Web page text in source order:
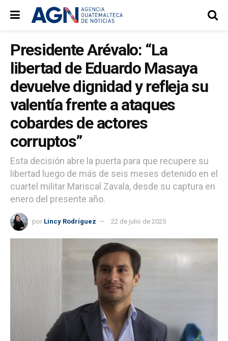
Presidente Arévalo: “La
libertad de Eduardo Masaya
devuelve dignidad y refleja su
valentía frente a ataques
cobardes de actores
corruptos”
Esta decisión abre la puerta para que recupere su
libertad luego de más de seis meses detenido en el
cuartel militar Mariscal Zavala, desde su captura en
enero del presente año.
por Lincy Rodríguez 22 de julio de 2025